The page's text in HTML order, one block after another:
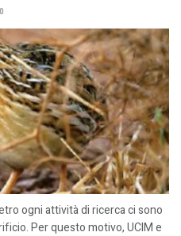
0
ogni attività di ricerca ci sono
Per questo motivo, UCIM e